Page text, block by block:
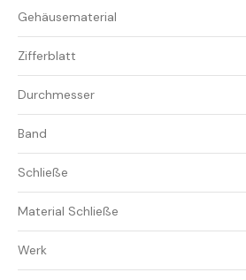
Gehäusematerial
Zifferblatt
Durchmesser
Band
Schließe
Material Schließe
Werk